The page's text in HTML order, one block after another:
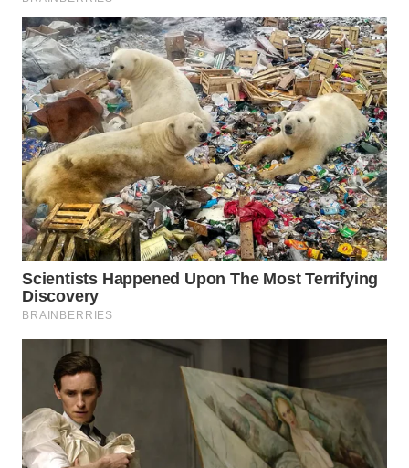
WN
SIMALUNGUN
WN
LABUHANBATU
WN
TAPANULI
TENGAH
WN DELI
SERDANG
WN
TEBING
TINGGI
WN
PAKPAK